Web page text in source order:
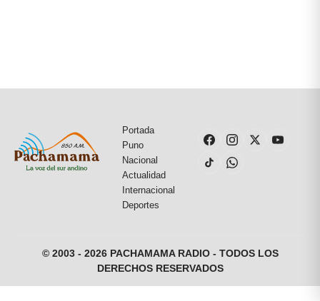
Portada
Puno
Nacional
Actualidad
Internacional
Deportes
© 2003 - 2026 PACHAMAMA RADIO - TODOS LOS
DERECHOS RESERVADOS